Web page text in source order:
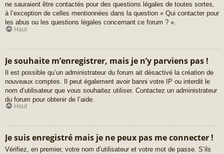
ne sauraient être contactés pour des questions légales de toutes sortes,
à l’exception de celles mentionnées dans la question « Qui contacter pour
les abus ou les questions légales concernant ce forum ? ».
Haut
Je souhaite m’enregistrer, mais je n’y parviens pas !
Il est possible qu’un administrateur du forum ait désactivé la création de
nouveaux comptes. Il peut également avoir banni votre IP ou interdit le
nom d’utilisateur que vous souhaitez utiliser. Contactez un administrateur
du forum pour obtenir de l’aide.
Haut
Je suis enregistré mais je ne peux pas me connecter !
Vérifiez, en premier, votre nom d’utilisateur et votre mot de passe. S’ils